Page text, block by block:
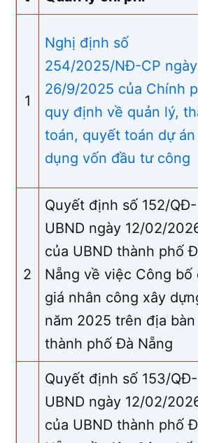
1
Nghị định số
254/2025/NĐ-CP ngày
26/9/2025 của Chính
quy định về quản lý,
toán, quyết toán dự án
dụng vốn đầu tư công
2
Quyết định số 152/QĐ-
UBND ngày 12/02/
của UBND thành phố
Nẵng về việc Công bố
giá nhân công xây
năm 2025 trên địa bàn
thành phố Đà Nẵng
Quyết định số 153/QĐ-
UBND ngày 12/02/
của UBND thành phố